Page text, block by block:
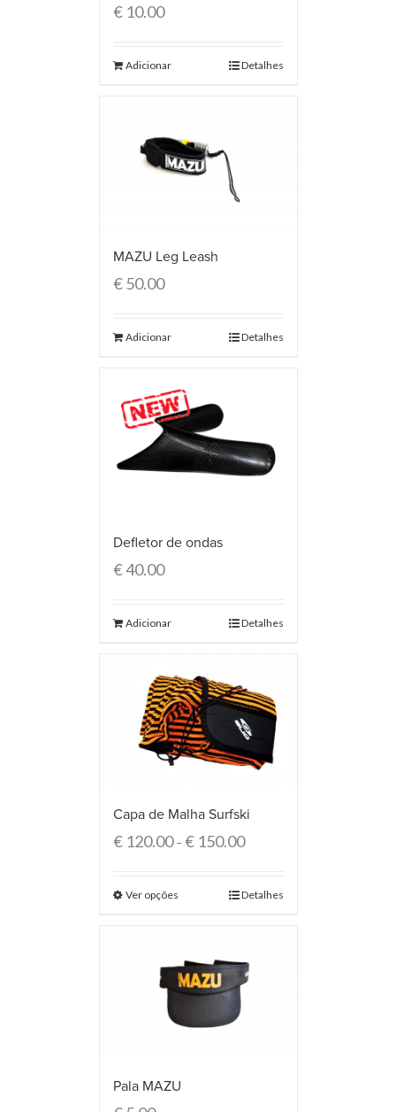
€10.00
Adicionar Detalhes
MAZU Leg Leash
€50.00
Adicionar Detalhes
Defletor de ondas
€40.00
Adicionar Detalhes
Capa de Malha Surfski
€120.00–€150.00
Ver opções Detalhes
Pala MAZU